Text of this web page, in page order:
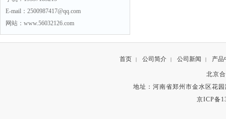
E-mail：2500987417@qq.com
网站：www.56032126.com
首页 | 公司简介 | 公司新闻 | 产品
北京
地址：河南省郑州市金水区花
京ICP备